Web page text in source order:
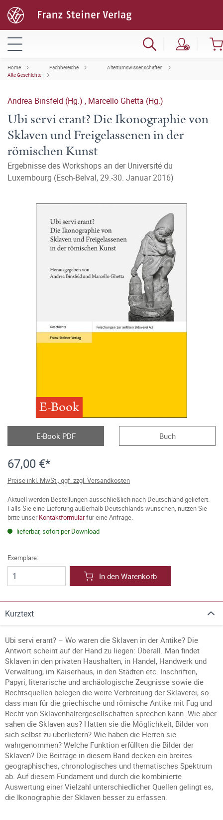
Home Fachbereiche
Altertumswissenschaften
Alte Geschichte
Andrea Binsfeld (Hg.) , Marcello Ghetta (Hg.)
Ubi servi erant? Die Ikonographie von
Sklaven und Freigelassenen in der
römischen Kunst
Ergebnisse des Workshops an der Université du
Luxembourg (Esch-Belval, 29.-30. Januar 2016)
E-Book
E-Book PDF Buch
67,00 €*
Preise inkl. MwSt., ggf. zzgl. Versandkosten
Aktuell werden Bestellungen ausschließlich nach Deutschland geliefert.
Falls Sie eine Lieferung außerhalb Deutschlands wünschen, nutzen Sie
bitte unserKontaktformularfür eine Anfrage.
lieferbar, sofort per Download
Exemplare:
In den Warenkorb
Kurztext
Ubi servi erant? – Wo waren die Sklaven in der Antike? Die
Antwort scheint auf der Hand zu liegen: Überall. Man findet
Sklaven in den privaten Haushalten, in Handel, Handwerk und
Verwaltung, im Kaiserhaus, in den Städten etc. Inschriften,
Papyri, literarische und archäologische Zeugnisse sowie die
Rechtsquellen belegen die weite Verbreitung der Sklaverei, so
dass man für die griechische und römische Antike mit Fug und
Recht von Sklavenhaltergesellschaften sprechen kann. Wie aber
sahen die Sklaven aus? Hatten sie die Möglichkeit, Bilder von
sich selbst zu überliefern? Wie haben die Herren sie
wahrgenommen? Welche Funktion erfüllten die Bilder der
Sklaven? Die Beiträge in diesem Band decken ein breites
geographisches, chronologisches und thematisches Spektrum
ab. Auf diesem Fundament und durch die kombinierte
Auswertung einer Vielzahl unterschiedlicher Quellen gelingt es,
die Ikonographie der Sklaven besser zu erfassen.